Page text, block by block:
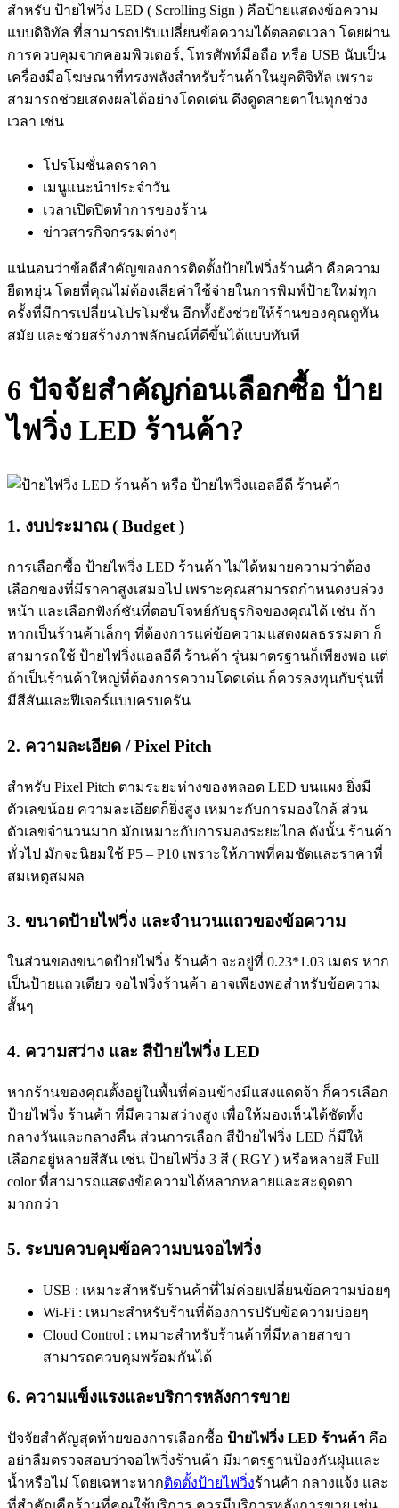
สำหรับ ป้ายไฟวิ่ง LED ( Scrolling Sign ) คือป้ายแสดงข้อความ
แบบดิจิทัล ที่สามารถปรับเปลี่ยนข้อความได้ตลอดเวลา โดยผ่าน
การควบคุมจากคอมพิวเตอร์, โทรศัพท์มือถือ หรือ USB นับเป็น
เครื่องมือโฆษณาที่ทรงพลังสำหรับร้านค้าในยุคดิจิทัล เพราะ
สามารถช่วยเสดงผลได้อย่างโดดเด่น ดึงดูดสายตาในทุกช่วง
เวลา เช่น
โปรโมชั่นลดราคา
เมนูแนะนำประจำวัน
เวลาเปิดปิดทำการของร้าน
ข่าวสารกิจกรรมต่างๆ
แน่นอนว่าข้อดีสำคัญของการติดตั้งป้ายไฟวิ่งร้านค้า คือความ
ยืดหยุ่น โดยที่คุณไม่ต้องเสียค่าใช้จ่ายในการพิมพ์ป้ายใหม่ทุก
ครั้งที่มีการเปลี่ยนโปรโมชั่น อีกทั้งยังช่วยให้ร้านของคุณดูทัน
สมัย และช่วยสร้างภาพลักษณ์ที่ดีขึ้นได้แบบทันที
6 ปัจจัยสำคัญก่อนเลือกซื้อ ป้าย
ไฟวิ่ง LED ร้านค้า?
1. งบประมาณ ( Budget )
การเลือกซื้อ ป้ายไฟวิ่ง LED ร้านค้า ไม่ได้หมายความว่าต้อง
เลือกของที่มีราคาสูงเสมอไป เพราะคุณสามารถกำหนดงบล่วง
หน้า และเลือกฟังก์ชันที่ตอบโจทย์กับธุรกิจของคุณได้ เช่น ถ้า
หากเป็นร้านค้าเล็กๆ ที่ต้องการแค่ข้อความแสดงผลธรรมดา ก็
สามารถใช้ ป้ายไฟวิ่งแอลอีดี ร้านค้า รุ่นมาตรฐานก็เพียงพอ แต่
ถ้าเป็นร้านค้าใหญ่ที่ต้องการความโดดเด่น ก็ควรลงทุนกับรุ่นที่
มีสีสันและฟีเจอร์แบบครบครัน
2. ความละเอียด / Pixel Pitch
สำหรับ Pixel Pitch ตามระยะห่างของหลอด LED บนแผง ยิ่งมี
ตัวเลขน้อย ความละเอียดก็ยิ่งสูง เหมาะกับการมองใกล้ ส่วน
ตัวเลขจำนวนมาก มักเหมาะกับการมองระยะไกล ดังนั้น ร้านค้า
ทั่วไป มักจะนิยมใช้ P5 – P10 เพราะให้ภาพที่คมชัดและราคาที่
สมเหตุสมผล
3. ขนาดป้ายไฟวิ่ง และจำนวนแถวของข้อความ
ในส่วนของขนาดป้ายไฟวิ่ง ร้านค้า จะอยู่ที่ 0.23*1.03 เมตร หาก
เป็นป้ายแถวเดียว จอไฟวิ่งร้านค้า อาจเพียงพอสำหรับข้อความ
สั้นๆ
4. ความสว่าง และ สีป้ายไฟวิ่ง LED
หากร้านของคุณตั้งอยู่ในพื้นที่ค่อนข้างมีแสงแดดจ้า ก็ควรเลือก
ป้ายไฟวิ่ง ร้านค้า ที่มีความสว่างสูง เพื่อให้มองเห็นได้ชัดทั้ง
กลางวันและกลางคืน ส่วนการเลือก สีป้ายไฟวิ่ง LED ก็มีให้
เลือกอยู่หลายสีสัน เช่น ป้ายไฟวิ่ง 3 สี ( RGY ) หรือหลายสี Full
color ที่สามารถแสดงข้อความได้หลากหลายและสะดุดตา
มากกว่า
5. ระบบควบคุมข้อความบนจอไฟวิ่ง
USB : เหมาะสำหรับร้านค้าที่ไม่ค่อยเปลี่ยนข้อความบ่อยๆ
Wi-Fi : เหมาะสำหรับร้านที่ต้องการปรับข้อความบ่อยๆ
Cloud Control : เหมาะสำหรับร้านค้าที่มีหลายสาขา
สามารถควบคุมพร้อมกันได้
6. ความแข็งแรงและบริการหลังการขาย
ปัจจัยสำคัญสุดท้ายของการเลือกซื้อ ป้ายไฟวิ่ง LED ร้านค้า คือ
อย่าลืมตรวจสอบว่าจอไฟวิ่งร้านค้า มีมาตรฐานป้องกันฝุ่นและ
น้ำหรือไม่ โดยเฉพาะหากติดตั้งป้ายไฟวิ่งร้านค้า กลางแจ้ง และ